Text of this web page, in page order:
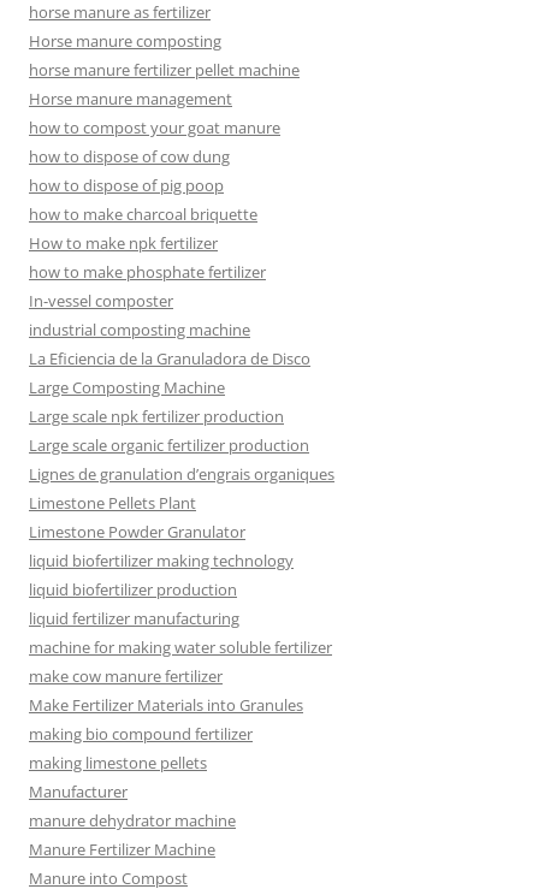
horse manure as fertilizer
Horse manure composting
horse manure fertilizer pellet machine
Horse manure management
how to compost your goat manure
how to dispose of cow dung
how to dispose of pig poop
how to make charcoal briquette
How to make npk fertilizer
how to make phosphate fertilizer
In-vessel composter
industrial composting machine
La Eficiencia de la Granuladora de Disco
Large Composting Machine
Large scale npk fertilizer production
Large scale organic fertilizer production
Lignes de granulation d’engrais organiques
Limestone Pellets Plant
Limestone Powder Granulator
liquid biofertilizer making technology
liquid biofertilizer production
liquid fertilizer manufacturing
machine for making water soluble fertilizer
make cow manure fertilizer
Make Fertilizer Materials into Granules
making bio compound fertilizer
making limestone pellets
Manufacturer
manure dehydrator machine
Manure Fertilizer Machine
Manure into Compost